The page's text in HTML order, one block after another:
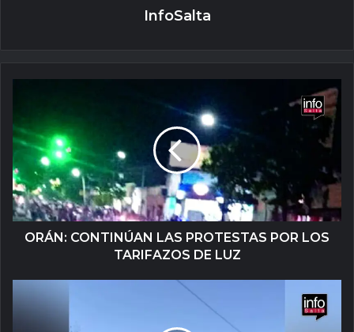
InfoSalta
ORÁN: CONTINÚAN LAS PROTESTAS POR LOS
TARIFAZOS DE LUZ